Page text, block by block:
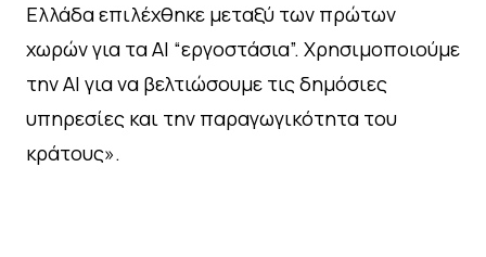
Ελλάδα επιλέχθηκε μεταξύ των πρώτων
χωρών για τα AI “εργοστάσια”. Χρησιμοποιούμε
την ΑΙ για να βελτιώσουμε τις δημόσιες
υπηρεσίες και την παραγωγικότητα του
κράτους».